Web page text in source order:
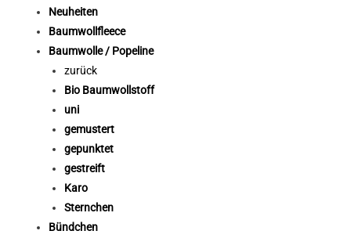
Neuheiten
Baumwollfleece
Baumwolle / Popeline
zurück
Bio Baumwollstoff
uni
gemustert
gepunktet
gestreift
Karo
Sternchen
Bündchen